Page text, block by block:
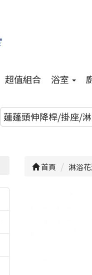
超值組合 浴室
蓮蓬頭伸降桿/掛座/
首頁 淋浴